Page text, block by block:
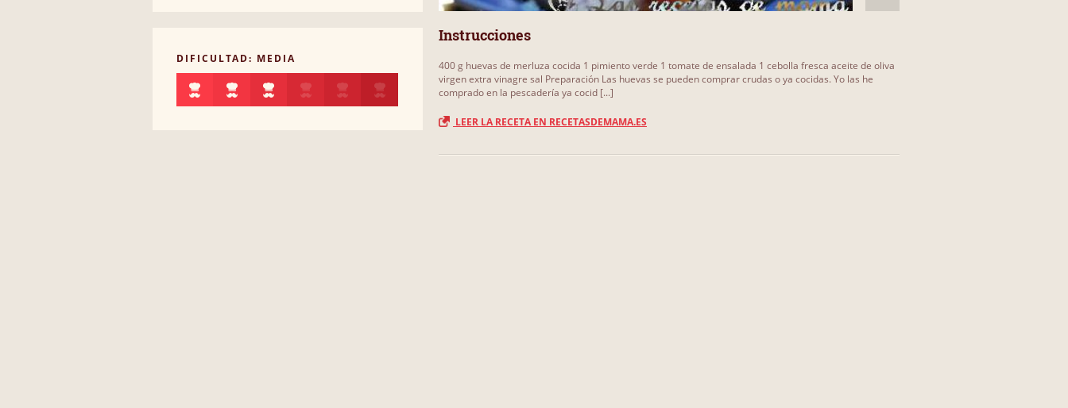
Instrucciones
400 g huevas de merluza cocida 1 pimiento verde 1 tomate de ensalada 1 cebolla fresca aceite de oliva
virgen extra vinagre sal Preparación Las huevas se pueden comprar crudas o ya cocidas. Yo las he
comprado en la pescadería ya cocid [...]
LEER LA RECETA EN RECETASDEMAMA.ES
DIFICULTAD: MEDIA